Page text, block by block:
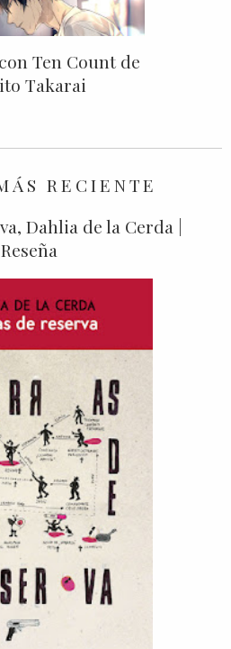
Ten Count de
Takarai
RECIENTE
Dahlia de la Cerda |
Reseña